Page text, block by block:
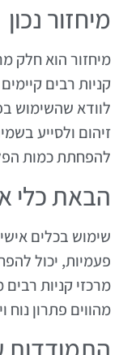
מיחזור נכון
מיחזור הוא חלק
קניות רבים
לוודא שהשימוש
זיהום ולסייע
להפחתת כמות
הבאת כלי
שימוש בכלים
פעמיות, יכול
מרכזי קניות
מהווים פתרון נוח